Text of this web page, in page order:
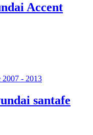
Accent
santafe